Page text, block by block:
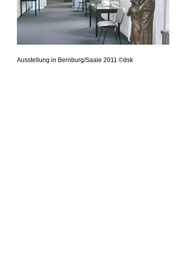
Ausstellung in Bernburg/Saale 2011 ©dsk